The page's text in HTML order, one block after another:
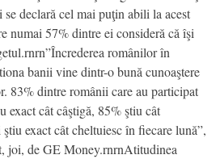
declară cel mai puţin abili la acest
numai 57% dintre ei consideră că îşi
românilor în
banii vine dintr-o bună cunoaştere
83% dintre românii care au participat
exact cât câştigă, 85% ştiu cât
exact cât cheltuiesc în fiecare lună”,
joi, de GE Money.rnrnAtitudinea